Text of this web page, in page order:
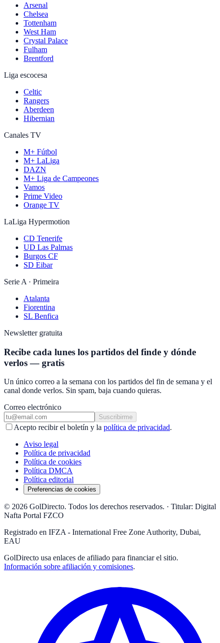
Arsenal
Chelsea
Tottenham
West Ham
Crystal Palace
Fulham
Brentford
Liga escocesa
Celtic
Rangers
Aberdeen
Hibernian
Canales TV
M+ Fútbol
M+ LaLiga
DAZN
M+ Liga de Campeones
Vamos
Prime Video
Orange TV
LaLiga Hypermotion
CD Tenerife
UD Las Palmas
Burgos CF
SD Eibar
Serie A · Primeira
Atalanta
Fiorentina
SL Benfica
Newsletter gratuita
Recibe cada lunes los partidos del finde y dónde
verlos — gratis
Un único correo a la semana con los partidos del fin de semana y el
canal donde verlos. Sin spam, baja cuando quieras.
Correo electrónico
Suscribirme
Acepto recibir el boletín y la política de privacidad.
Aviso legal
Política de privacidad
Política de cookies
Política DMCA
Política editorial
Preferencias de cookies
© 2026 GolDirecto. Todos los derechos reservados. · Titular: Digital
Nafta Portal FZCO
Registrado en IFZA - International Free Zone Authority, Dubai,
EAU
GolDirecto usa enlaces de afiliado para financiar el sitio.
Información sobre afiliación y comisiones.